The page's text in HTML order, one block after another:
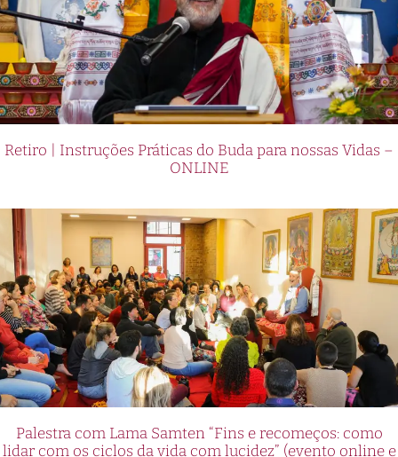
Retiro | Instruções Práticas do Buda para nossas Vidas –
ONLINE
Palestra com Lama Samten “Fins e recomeços: como
lidar com os ciclos da vida com lucidez” (evento online e